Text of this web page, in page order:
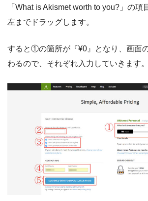
「What is Akismet worth to you?」の項
左までドラッグします。
すると①の箇所が『¥0』となり、画面
わるので、それぞれ入力していきます。